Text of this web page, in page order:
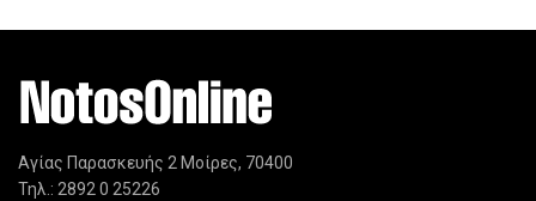
Αγίας Παρασκευής 2 Μοίρες, 70400
Τηλ.: 2892 0 25226